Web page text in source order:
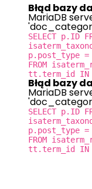
Błąd bazy
MariaDB
SELECT p.ID
p.post_type
FROM
tt.term_id IN
Błąd bazy
MariaDB
SELECT p.ID
p.post_type
FROM
tt.term_id IN